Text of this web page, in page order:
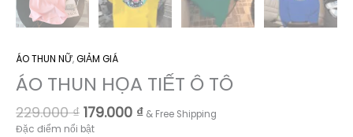
ÁO THUN NỮ,GIẢM GIÁ
ÁO THUN HỌA TIẾT Ô TÔ
229.000₫ Giá
gốc
179.000 ₫Giá
& Free Shipping
Đặc điểm nổi bật